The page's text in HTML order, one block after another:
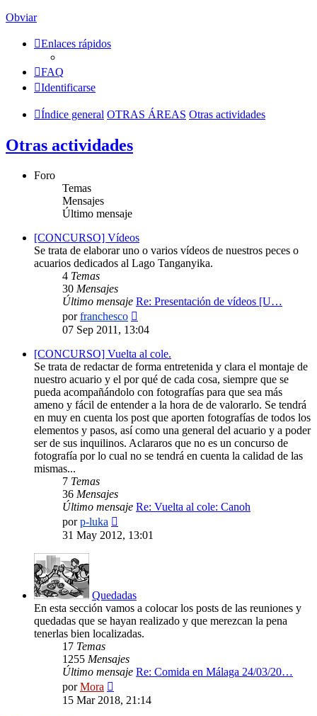
Obviar
Enlaces rápidos
FAQ
Identificarse
Índice general OTRAS ÁREAS Otras actividades
Otras actividades
Foro
Temas
Mensajes
Último mensaje
[CONCURSO] Vídeos
Se trata de elaborar uno o varios vídeos de nuestros peces o
acuarios dedicados al Lago Tanganyika.
4 Temas
30 Mensajes
Último mensaje Re: Presentación de vídeos [U…
porfranchesco
último
07 Sep 2011, 13:04
[CONCURSO] Vuelta al cole.
Se trata de redactar de forma entretenida y clara el montaje de
nuestro acuario y el por qué de cada cosa, siempre que se
pueda acompañándolo con fotografías para que sea más
ameno y fácil de entender a la hora de de valorarlo. Se tendrá
en muy en cuenta los post que aporten fotografías de todos los
elementos y pasos, así como una general del acuario y a poder
ser de sus inquilinos. Aclararos que no es un concurso de
fotografía por lo cual no se tendrá en cuenta la calidad de las
mismas...
7 Temas
36 Mensajes
Último mensaje Re: Vuelta al cole: Canoh
porp-luka
último
mensaje
31 May 2012, 13:01
Quedadas
En esta sección vamos a colocar los posts de las reuniones y
quedadas que se hayan realizado y que merezcan la pena
tenerlas bien localizadas.
17 Temas
1255 Mensajes
Último mensaje Re: Comida en Málaga 24/03/20…
porMora
último
mensaje
15 Mar 2018, 21:14